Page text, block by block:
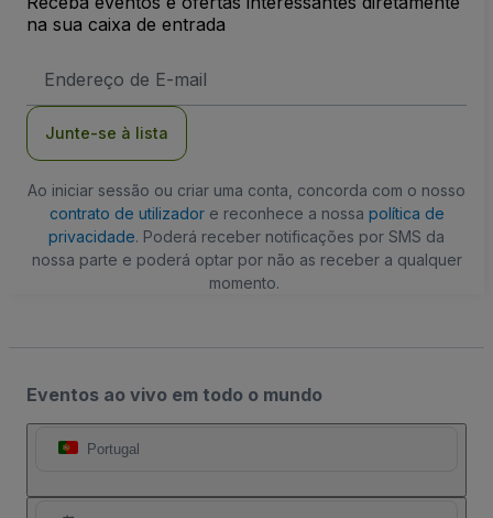
na sua caixa de entrada
de
Junte-se à lista
Ao iniciar sessão ou criar uma conta, concorda com o nosso
contrato de utilizadore reconhece a nossa política de
privacidade. Poderá receber notificações por SMS da
nossa parte e poderá optar por não as receber a qualquer
momento.
Eventos ao vivo em todo o mundo
Portugal